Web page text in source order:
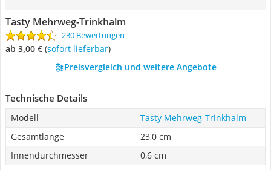
Tasty Mehrweg-Trinkhalm
230 Bewertungen
ab 3,00 € ( Sofort lieferbar)
Preisvergleich und weitere Angebote
Technische Details
Modell
Tasty Mehrweg-Trinkhalm
Gesamtlänge
23,0 cm
Innendurchmesser
0,6 cm